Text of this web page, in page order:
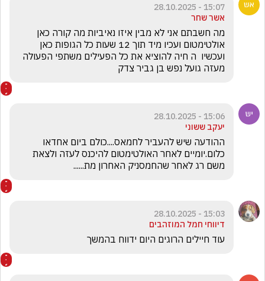
15:07 - 28.10.2025
אשר שחר
מעזה גועל נפש בן גביר צדק
15:06 - 28.10.2025
יעקב ששוני
משם רג לאחר שהחמסניק האחרון מת......
15:03 - 28.10.2025
דיווחי חמל המוזהבים
עוד חיילים הרוגים היום ידווח בהמשך